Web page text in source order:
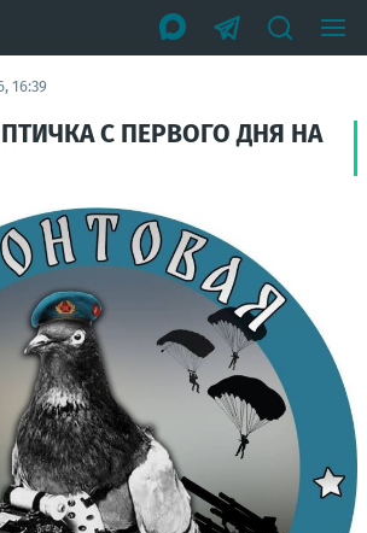
16:39
С ПЕРВОГО ДНЯ НА